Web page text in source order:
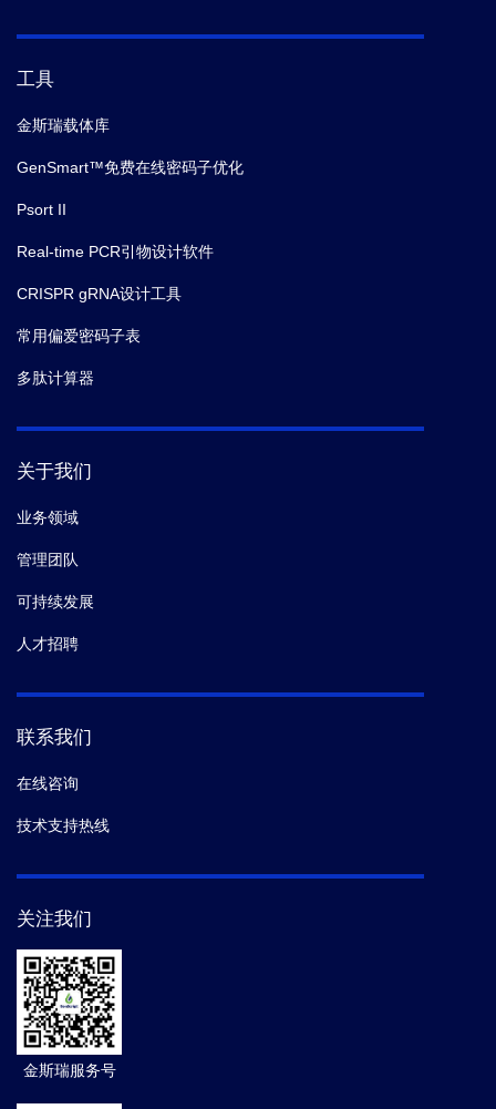
工具
金斯瑞载体库
GenSmart™免费在线密码子优化
Psort II
Real-time PCR引物设计软件
CRISPR gRNA设计工具
常用偏爱密码子表
多肽计算器
关于我们
业务领域
管理团队
可持续发展
人才招聘
联系我们
在线咨询
技术支持热线
关注我们
金斯瑞服务号